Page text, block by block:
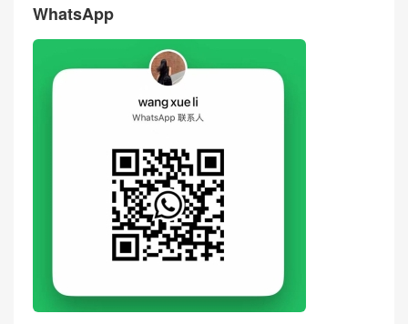
WhatsApp